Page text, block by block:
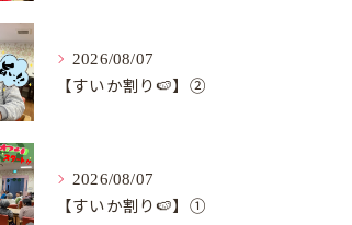
2026/08/07
【すいか割り🍉】②
2026/08/07
【すいか割り🍉】①